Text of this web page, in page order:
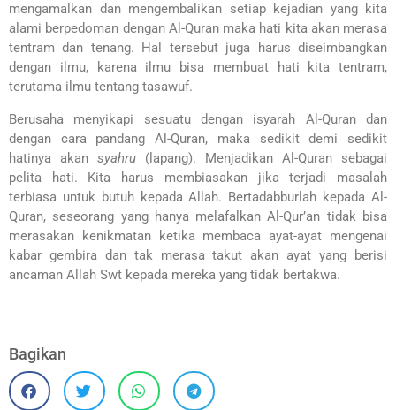
mengamalkan dan mengembalikan setiap kejadian yang kita
alami berpedoman dengan Al-Quran maka hati kita akan merasa
tentram dan tenang. Hal tersebut juga harus diseimbangkan
dengan ilmu, karena ilmu bisa membuat hati kita tentram,
terutama ilmu tentang tasawuf.
Berusaha menyikapi sesuatu dengan isyarah Al-Quran dan
dengan cara pandang Al-Quran, maka sedikit demi sedikit
hatinya akan syahru (lapang). Menjadikan Al-Quran sebagai
pelita hati. Kita harus membiasakan jika terjadi masalah
terbiasa untuk butuh kepada Allah. Bertadabburlah kepada Al-
Quran, seseorang yang hanya melafalkan Al-Qur’an tidak bisa
merasakan kenikmatan ketika membaca ayat-ayat mengenai
kabar gembira dan tak merasa takut akan ayat yang berisi
ancaman Allah Swt kepada mereka yang tidak bertakwa.
Bagikan